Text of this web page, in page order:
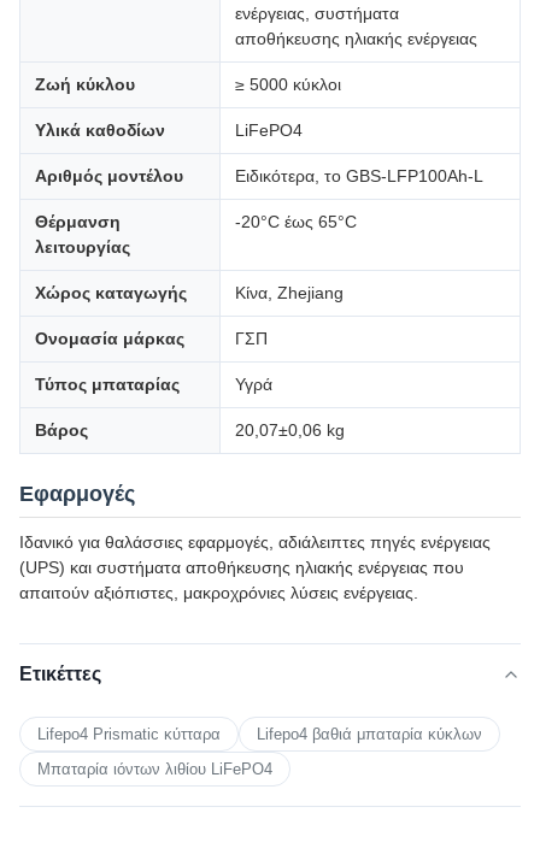
ενέργειας, συστήματα
αποθήκευσης ηλιακής ενέργειας
Ζωή κύκλου ≥ 5000 κύκλοι
Υλικά καθοδίων LiFePO4
Αριθμός μοντέλου Ειδικότερα, το GBS-LFP100Ah-L
Θέρμανση
λειτουργίας
-20°C έως 65°C
Χώρος καταγωγής Κίνα, Zhejiang
Ονομασία μάρκας ΓΣΠ
Τύπος μπαταρίας Υγρά
Βάρος 20,07±0,06 kg
Εφαρμογές
Ιδανικό για θαλάσσιες εφαρμογές, αδιάλειπτες πηγές ενέργειας
(UPS) και συστήματα αποθήκευσης ηλιακής ενέργειας που
απαιτούν αξιόπιστες, μακροχρόνιες λύσεις ενέργειας.
Ετικέττες
Lifepo4 Prismatic κύτταρα
Lifepo4 βαθιά μπαταρία κύκλων
Μπαταρία ιόντων λιθίου LiFePO4